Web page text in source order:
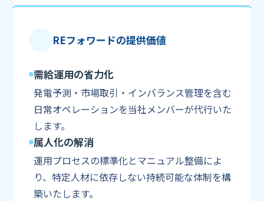
REフォワードの提供価値
需給運用の省力化
発電予測・市場取引・インバランス管理を含む
日常オペレーションを当社メンバーが代行いた
します。
属人化の解消
運用プロセスの標準化とマニュアル整備によ
り、特定人材に依存しない持続可能な体制を構
築いたします。